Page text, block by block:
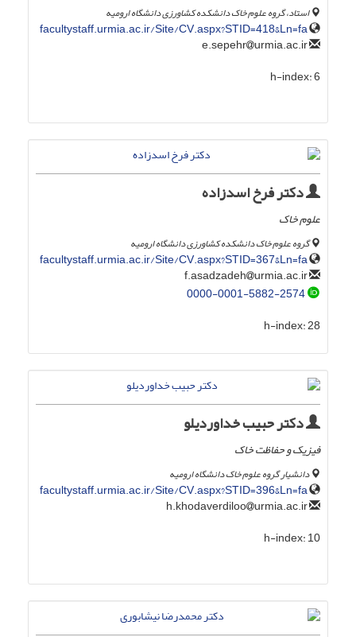
استاد، گروه علوم خاک دانشکده کشاورزی دانشگاه ارومیه
facultystaff.urmia.ac.ir/Site/CV.aspx?STID=418&Ln=fa
urmia.ac.ir
h-index:6
دکتر فرخ اسدزاده
علوم خاک
گروه علوم خاک دانشکده کشاورزی دانشگاه ارومیه
facultystaff.urmia.ac.ir/Site/CV.aspx?STID=367&Ln=fa
urmia.ac.ir
0000-0001-5882-2574
h-index:28
دکتر حبیب خداوردیلو
فیزیک و حفاظت خاک
دانشیار گروه علوم خاک دانشگاه ارومیه
facultystaff.urmia.ac.ir/Site/CV.aspx?STID=396&Ln=fa
urmia.ac.ir
h-index:10